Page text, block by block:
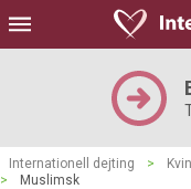
Internationell dejting >
>
Muslimsk